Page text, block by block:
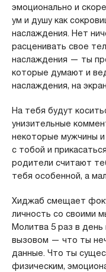
эмоционально и
ум и душу как
наслаждения. Нет
расценивать свое
наслаждения — ты
которые думают и
наслаждения, на
На тебя будут
унизительные
некоторые мужчины
с тобой и
родители считают
тебя особенной, а
Хиджаб смещает
личность со своими
Молитва 5 раз в день
вызовом — что ты
данные. Что ты
физическим,